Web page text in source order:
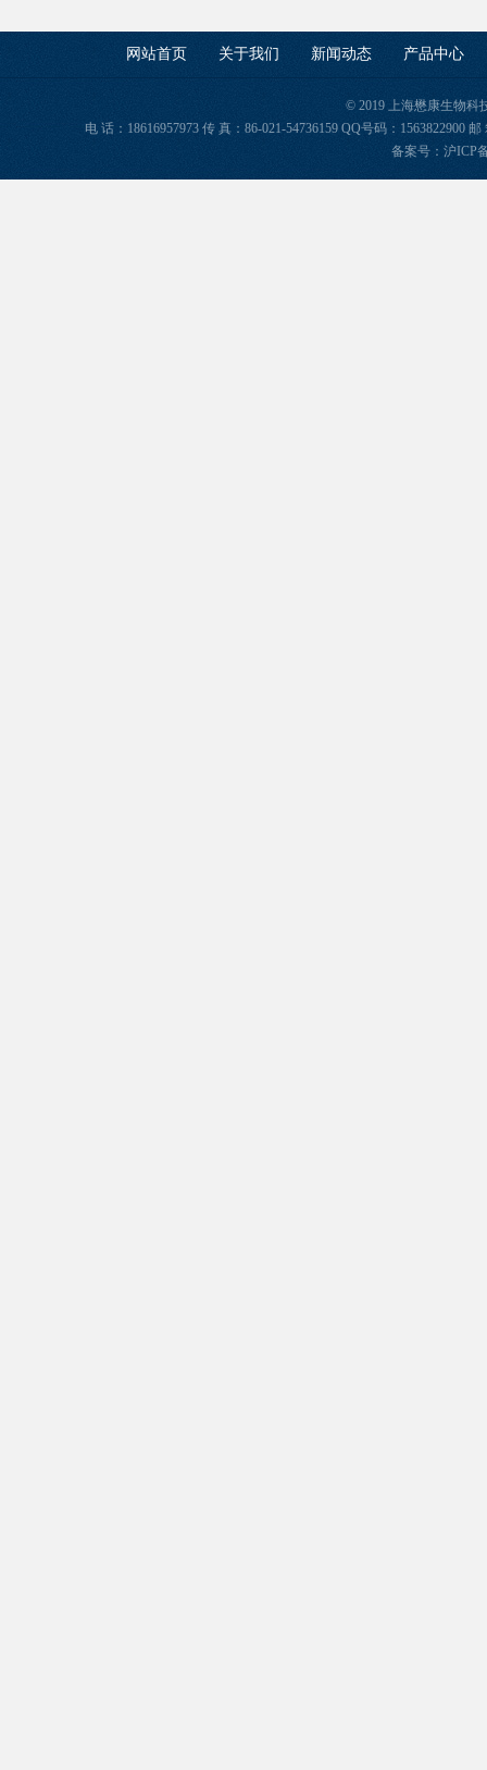
网站首页 关于我们 新闻动态 产品中心
© 2019 上海懋康生物科
电 话：18616957973 传 真：86-021-54736159 QQ号码：1563822900
备案号： 沪ICP